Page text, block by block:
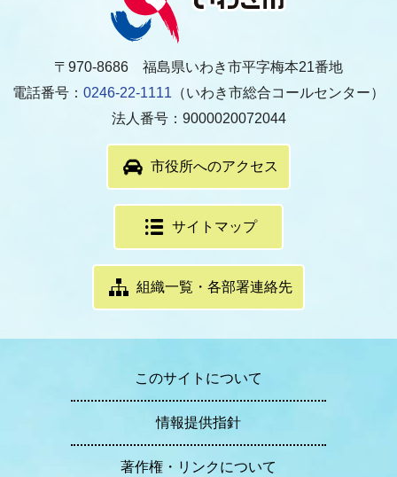
〒970-8686 福島県いわき市平字梅本21番地
電話番号： 0246-22-1111 （いわき市総合コールセンター）
法人番号：9000020072044
市役所へのアクセス
サイトマップ
組織一覧・各部署連絡先
このサイトについて
情報提供指針
著作権・リンクについて